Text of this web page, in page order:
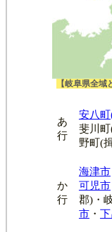
【岐阜県全
あ
行
安八
斐川町
野町(
か
行
海津市
可児市
郡)・
市・